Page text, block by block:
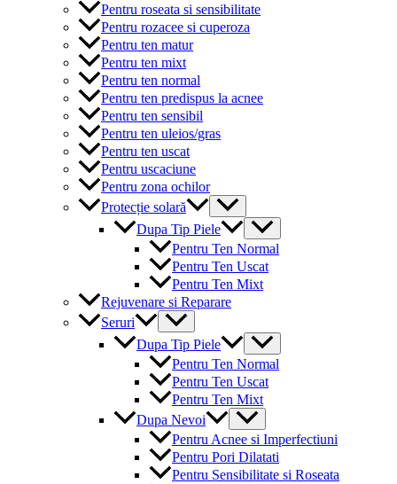
Pentru roseata si sensibilitate
Pentru rozacee si cuperoza
Pentru ten matur
Pentru ten mixt
Pentru ten normal
Pentru ten predispus la acnee
Pentru ten sensibil
Pentru ten uleios/gras
Pentru ten uscat
Pentru uscaciune
Pentru zona ochilor
Protecție solară
Menu
Toggle
Dupa Tip Piele
Menu
Toggle
Pentru Ten Normal
Pentru Ten Uscat
Pentru Ten Mixt
Rejuvenare si Reparare
Seruri
Menu
Toggle
Dupa Tip Piele
Menu
Toggle
Pentru Ten Normal
Pentru Ten Uscat
Pentru Ten Mixt
Dupa Nevoi
Menu
Toggle
Pentru Acnee si Imperfectiuni
Pentru Pori Dilatati
Pentru Sensibilitate si Roseata